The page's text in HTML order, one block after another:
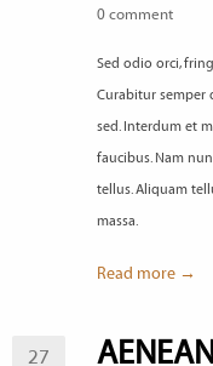
0 comment
Sed odio orci,
Curabitur semper
sed. Interdum et
faucibus. Nam
tellus. Aliquam
massa.
Read more →
27